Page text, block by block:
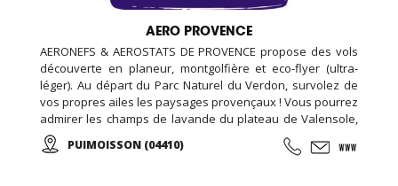
AERO PROVENCE
AERONEFS & AEROSTATS DE PROVENCE propose des vols
découverte en planeur, montgolfière et eco-flyer (ultra-
léger). Au départ du Parc Naturel du Verdon, survolez de
vos propres ailes les paysages provençaux ! Vous pourrez
admirer les champs de lavande du plateau de Valensole,
le lac Sainte-Croix ou les gorges du Verdon tout en
apercevant les Alpes se dessiner à l’horizon… A tout âge,
PUIMOISSON (04410)